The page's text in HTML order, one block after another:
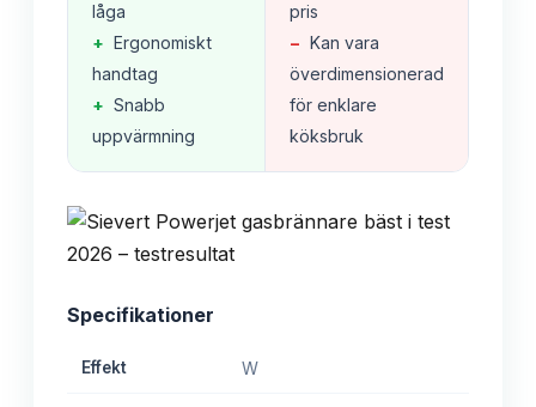
låga
+ Ergonomiskt
handtag
+ Snabb
uppvärmning
pris
− Kan vara
överdimensionerad
för enklare
köksbruk
Specifikationer
Effekt W